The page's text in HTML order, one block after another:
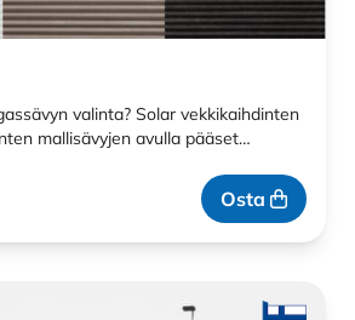
valinta? Solar vekkikaihdinten
mallisävyjen avulla pääset…
Osta